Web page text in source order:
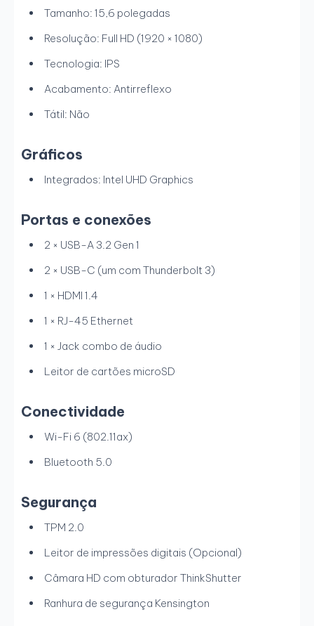
Tamanho: 15,6 polegadas
Resolução: Full HD (1920 × 1080)
Tecnologia: IPS
Acabamento: Antirreflexo
Tátil: Não
Gráficos
Integrados: Intel UHD Graphics
Portas e conexões
2 × USB-A 3.2 Gen 1
2 × USB-C (um com Thunderbolt 3)
1 × HDMI 1.4
1 × RJ-45 Ethernet
1 × Jack combo de áudio
Leitor de cartões microSD
Conectividade
Wi-Fi 6 (802.11ax)
Bluetooth 5.0
Segurança
TPM 2.0
Leitor de impressões digitais (Opcional)
Câmara HD com obturador ThinkShutter
Ranhura de segurança Kensington